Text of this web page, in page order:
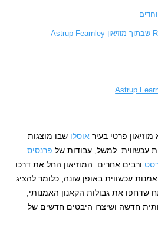
אוסלו שבו מוצגות
עכשווית. למשל, עבודות של פרנסיס
ורבים אחרים. המוזיאון החל את דרכו
עכשווית באופן שונה, כלומר להציג
שדחפו את גבולות הקאנון האמנותי,
חדשה ושיצרו היבטים חדשים של